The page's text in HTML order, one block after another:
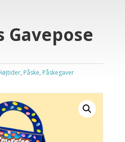
Gavepose
, Påske, Påskegaver